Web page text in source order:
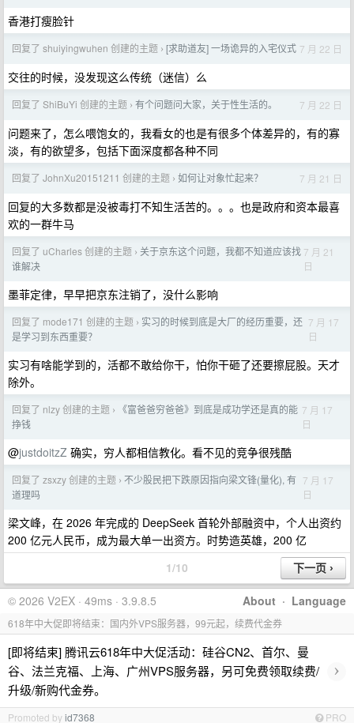
香港打瘦脸针
回复了 shuiyingwuhen 创建的主题 › [求助道友] 一场诡异的入宅仪式 7 月 22 日
交往的时候，没发现这么传统（迷信）么
回复了 ShiBuYi 创建的主题 › 有个问题问大家，关于性生活的。 7 月 22 日
问题来了，怎么喂饱女的，我看女的也是有很多个体差异的，有的寡
淡，有的欲望多，包括下面深度都各种不同
回复了 JohnXu20151211 创建的主题 › 如何让对象忙起来？ 7 月 21 日
回复的大多数都是没被毒打不知生活苦的。。。也是政府和资本最喜
欢的一群牛马
回复了 uCharles 创建的主题 › 关于京东这个问题，我都不知道应该找
谁解决
7 月 21
日
墨菲定律，早早把京东注销了，没什么影响
回复了 mode171 创建的主题 › 实习的时候到底是大厂的经历重要，还
是学习到东西重要？
7 月 17
日
实习有啥能学到的，活都不敢给你干，怕你干砸了还要擦屁股。天才
除外。
回复了 nlzy 创建的主题 ›
《富爸爸穷爸爸》到底是成功学还是真的能
挣钱
7 月 17
日
@justdoitzZ 确实，穷人都相信教化。看不见的竞争很残酷
回复了 zsxzy 创建的主题 › 不少股民把下跌原因指向梁文锋(量化), 有
道理吗
7 月 17
日
梁文峰，在 2026 年完成的 DeepSeek 首轮外部融资中，个人出资约
200 亿元人民币，成为最大单一出资方。时势造英雄，200 亿
1/10
About · Language
© 2026 V2EX · 49ms · 3.9.8.5
618年中大促即将结束：国内外VPS服务器，99元起，续费代金券
[即将结束] 腾讯云618年中大促活动：硅谷CN2、首尔、曼
谷、法兰克福、上海、广州VPS服务器，另可免费领取续费/
升级/新购代金券。
›
Promoted byid7368 PRO